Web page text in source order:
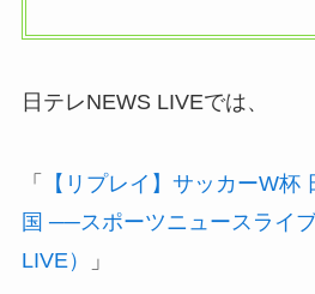
日テレNEWS LIVEでは、
「
【リプレイ】サッカーW杯
国 ──スポーツニュースライ
LIVE）
」